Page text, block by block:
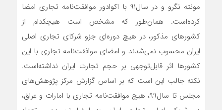
مونته نگرو و در سال‌۹۱ با اکوادور موافقت‌نامه تجاری امضا
کرده‌است. همان‌طور که مشخص است هیچکدام از
کشورهای مذکور، در هیچ دوره‌‌‌‌‌ای جزو شرکای تجاری اصلی
ایران محسوب نمی‌‌‌‌‌شدند و امضای موافقت‌نامه تجاری با این
کشورها اثر قابل‌توجهی بر حجم تجارت ایران نداشته‌است.
نکته جالب این است که بر اساس گزارش مرکز پژوهش‌های
مجلس تا سال‌۹۹، هیچ موافقت‌نامه تجاری با امارات و عراق،